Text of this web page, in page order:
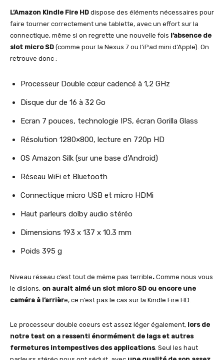
L’Amazon Kindle Fire HD dispose des éléments nécessaires pour
faire tourner correctement une tablette, avec un effort sur la
connectique, même si on regrette une nouvelle fois l’absence de
slot micro SD (comme pour la Nexus 7 ou l’iPad mini d’Apple). On
retrouve donc :
Processeur Double cœur cadencé à 1,2 GHz
Disque dur de 16 à 32 Go
Ecran 7 pouces, technologie IPS, écran Gorilla Glass
Résolution 1280×800, lecture en 720p HD
OS Amazon Silk (sur une base d’Android)
Réseau WiFi et Bluetooth
Connectique micro USB et micro HDMi
Haut parleurs dolby audio stéréo
Dimensions 193 x 137 x 10.3 mm
Poids 395 g
Niveau réseau c’est tout de même pas terrible. Comme nous vous
le disions, on aurait aimé un slot micro SD ou encore une
caméra à l’arrière, ce n’est pas le cas sur la Kindle Fire HD.
Le processeur double coeurs est assez léger également, lors de
notre test on a ressenti énormément de lags et autres
fermetures intempestives des applications. Seul les haut